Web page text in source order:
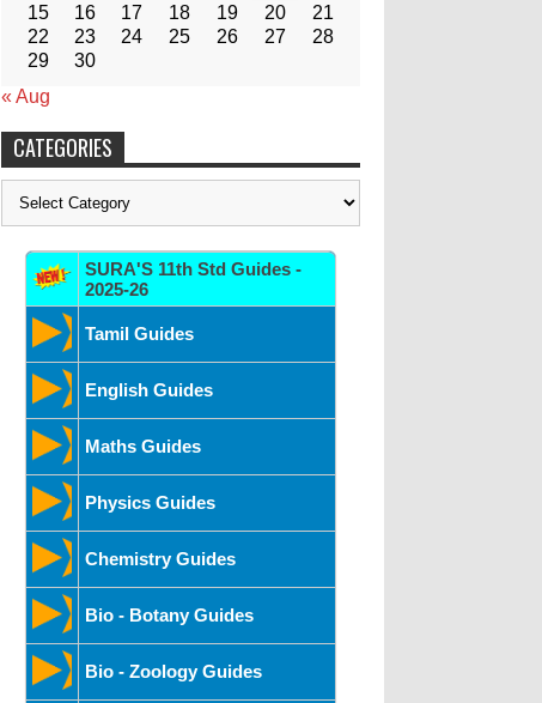
15
16 17 18 19 20
21
22
23 24 25 26 27
28
29
30
« Aug
CATEGORIES
Categories
SURA'S 11th Std Guides -
2025-26
Tamil Guides
English Guides
Maths Guides
Physics Guides
Chemistry Guides
Bio - Botany Guides
Bio - Zoology Guides